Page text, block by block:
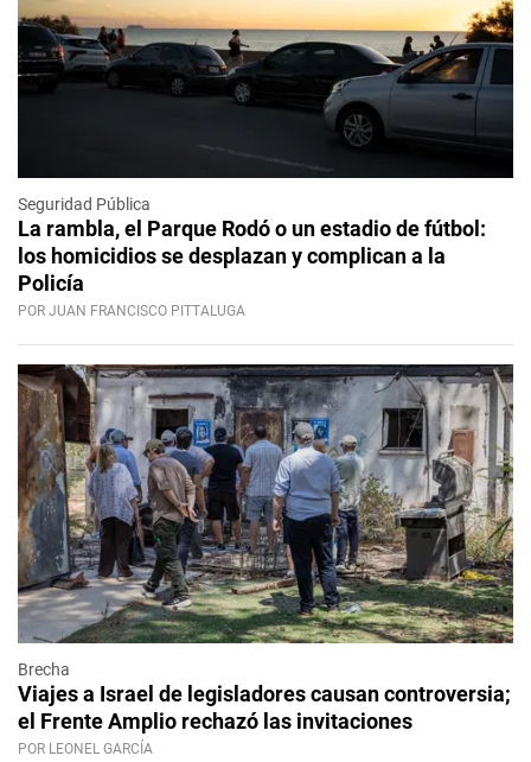
Seguridad Pública
La rambla, el Parque Rodó o un estadio de fútbol:
los homicidios se desplazan y complican a la
Policía
POR JUAN FRANCISCO PITTALUGA
Brecha
Viajes a Israel de legisladores causan controversia;
el Frente Amplio rechazó las invitaciones
POR LEONEL GARCÍA